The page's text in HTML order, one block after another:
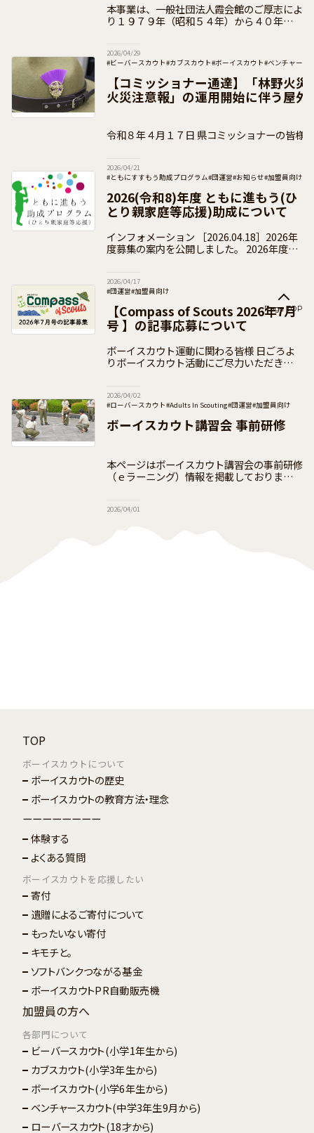
本事業は、一般社団法人霞会館のご厚志によ
り１９７９年（昭和５４年）から４０年以上
２３年度）から令和７年度（２０２５年度）
2026/04/29
#ビーバースカウト#カブスカウト#ボーイスカウト#ベンチャース
#加盟員向け
【コミッショナー通達】「林野火
火災注意報」の運用開始に伴う屋外
令和８年４月１７日 県コミッショナーの皆様 公益財団法人ボーイスカ
2026/04/21
#ともにすすもう助成プログラム#団運営#お知らせ#加盟員向け
2026(令和8)年度 ともに進もう(ひ
とり親家庭等応援)助成について
インフォメーション ［2026.04.18］2026年
度募集の案内を公開しました。 2026年度の
2026/04/17
#団運営#加盟員向け
【Compass of Scouts 2026年7月
号 】の記事応募について
ボーイスカウト運動に関わる皆様 日ごろよ
りボーイスカウト活動にご尽力いただきあり
2026/04/02
#ローバースカウト#Adults In Scouting#団運営#加盟員向け
ボーイスカウト講習会 事前研修
本ページはボーイスカウト講習会の事前研修
（ｅラーニング）情報を掲載しております
ーイスカウトの概要とスカウト教育の原理
2026/04/01
Page TOP
TOP
ボーイスカウトについて
ボーイスカウトの歴史
ボーイスカウトの教育方法・理念
ーーーーーーーー
体験する
よくある質問
ボーイスカウトを応援したい
寄付
遺贈によるご寄付について
もったいない寄付
キモチと。
ソフトバンクつながる基金
ボーイスカウトPR自動販売機
加盟員の方へ
各部門について
ビーバースカウト(小学1年生から)
カブスカウト(小学3年生から)
ボーイスカウト(小学6年生から)
ベンチャースカウト(中学3年生9月から)
ローバースカウト(18才から)